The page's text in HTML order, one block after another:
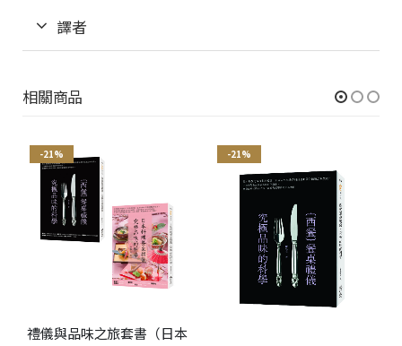
譯者
相關商品
-21%
禮儀與品味之旅套書（日本
-21%